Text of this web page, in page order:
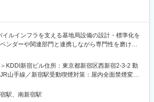
社の定める業務
】
環境）、電話設備、防犯カメラ、その他通信機器
で幅広い層のメンバーが在籍、バランスのとれた
イルインフラを支える基地局設備の設計・標準化を
ンダーや関連部門と連携しながら専門性を磨ける
ネットワーク設計エンジニアとして業務をお任せ
ィールド試験環境構築、製造元（無線機ベンダ
KDDI新宿ビル住所：東京都新宿区西新宿2-3-2 勤
山手線／新宿駅受動喫煙対策：屋内全面禁煙変更
定める事業所（リモートワーク含む）
駅、南新宿駅